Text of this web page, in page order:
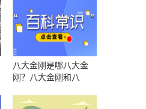
八大金刚是哪八大金
刚？八大金刚和八